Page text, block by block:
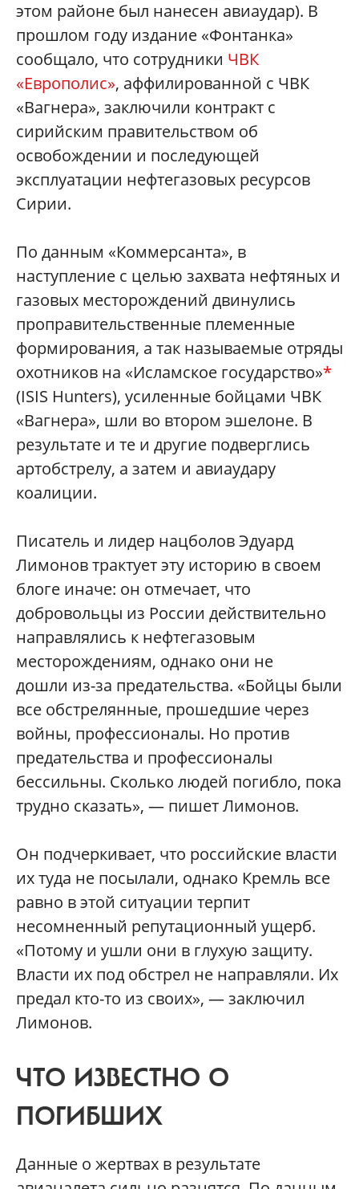
этом районе был нанесен авиаудар). В
прошлом году издание «Фонтанка»
сообщало, что сотрудники ЧВК
«Европолис», аффилированной с ЧВК
«Вагнера», заключили контракт с
сирийским правительством об
освобождении и последующей
эксплуатации нефтегазовых ресурсов
Сирии.
По данным «Коммерсанта», в
наступление с целью захвата нефтяных и
газовых месторождений двинулись
проправительственные племенные
формирования, а так называемые отряды
охотников на «Исламское государство»*
(ISIS Hunters), усиленные бойцами ЧВК
«Вагнера», шли во втором эшелоне. В
результате и те и другие подверглись
артобстрелу, а затем и авиаудару
коалиции.
Писатель и лидер нацболов Эдуард
Лимонов трактует эту историю в своем
блоге иначе: он отмечает, что
добровольцы из России действительно
направлялись к нефтегазовым
месторождениям, однако они не
дошли из-за предательства. «Бойцы были
все обстрелянные, прошедшие через
войны, профессионалы. Но против
предательства и профессионалы
бессильны. Сколько людей погибло, пока
трудно сказать», — пишет Лимонов.
Он подчеркивает, что российские власти
их туда не посылали, однако Кремль все
равно в этой ситуации терпит
несомненный репутационный ущерб.
«Потому и ушли они в глухую защиту.
Власти их под обстрел не направляли. Их
предал кто-то из своих», — заключил
Лимонов.
ЧТО ИЗВЕСТНО О
ПОГИБШИХ
Данные о жертвах в результате